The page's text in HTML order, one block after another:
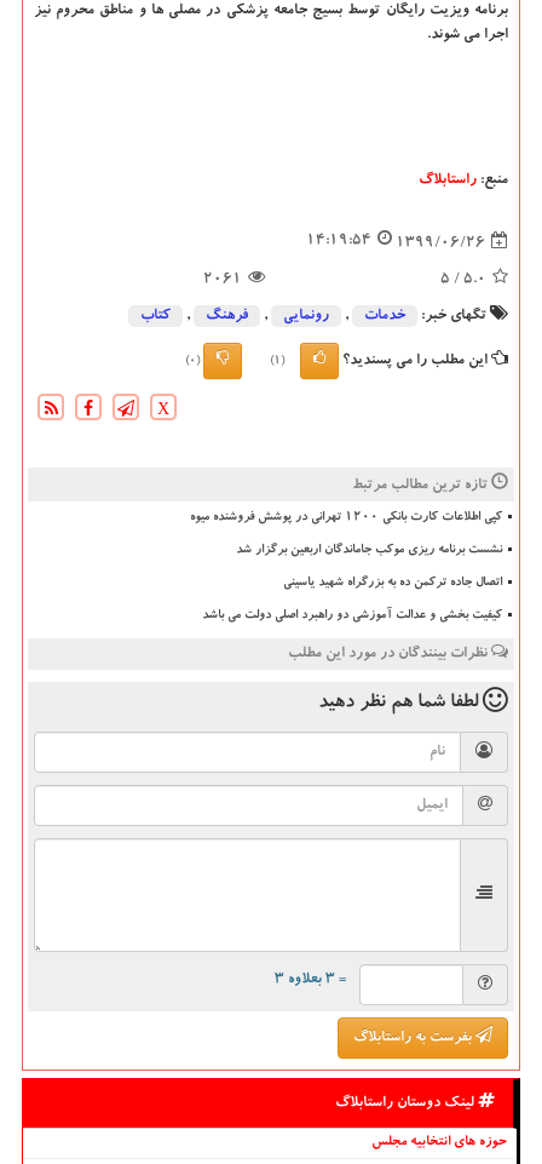
برنامه ویزیت رایگان توسط بسیج جامعه پزشکی در مصلی ها و مناطق محروم نیز
اجرا می شوند.
منبع: راستابلاگ
1399/06/26
14:19:54
5.0
/ 5
2061
تگهای خبر: خدمات , رونمایی , فرهنگ , كتاب
این مطلب را می پسندید؟ (1)
(0)
X
تازه ترین مطالب مرتبط
کپی اطلاعات کارت بانکی ۱۲۰۰ تهرانی در پوشش فروشنده میوه
نشست برنامه ریزی موکب جاماندگان اربعین برگزار شد
اتصال جاده ترکمن ده به بزرگراه شهید یاسینی
کیفیت بخشی و عدالت آموزشی دو راهبرد اصلی دولت می باشد
نظرات بینندگان در مورد این مطلب
لطفا شما هم نظر دهید
= ۳ بعلاوه ۳
بفرست به راستابلاگ
لینک دوستان راستابلاگ
حوزه های انتخابیه مجلس